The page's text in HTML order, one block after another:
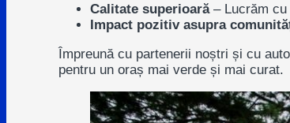
Calitate superioară– Lucrăm cu
Impact pozitiv asupra
Împreună cu partenerii noștri și cu
pentru un oraș mai verde și mai curat.